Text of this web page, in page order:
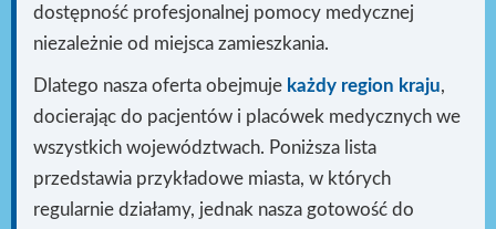
dostępność profesjonalnej pomocy medycznej
niezależnie od miejsca zamieszkania.
Dlatego nasza oferta obejmuje każdy region kraju,
docierając do pacjentów i placówek medycznych we
wszystkich województwach. Poniższa lista
przedstawia przykładowe miasta, w których
regularnie działamy, jednak nasza gotowość do